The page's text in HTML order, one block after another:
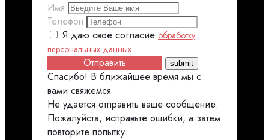
Имя
Телефон
Я даю своё согласие обработку
персональных данных
Отправить
Спасибо! В ближайшее время мы с
вами свяжемся
Не удается отправить ваше сообщение.
Пожалуйста, исправьте ошибки, а затем
повторите попытку.